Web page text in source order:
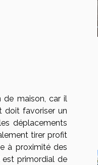
de maison, car il
doit favoriser un
déplacements
tirer profit
à proximité des
est primordial de